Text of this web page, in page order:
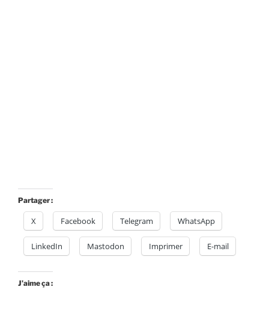
Partager :
X Facebook Telegram WhatsApp
LinkedIn Mastodon Imprimer E-mail
J’aime ça :